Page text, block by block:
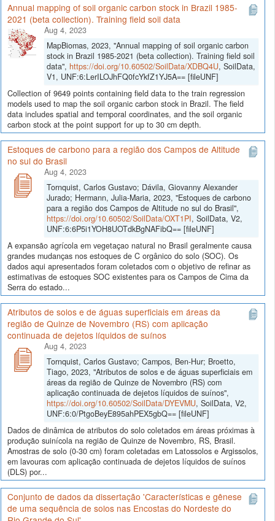
Annual mapping of soil organic carbon stock in Brazil 1985-
2021 (beta collection). Training field soil data
Aug 4, 2023
MapBiomas, 2023, "Annual mapping of soil organic carbon
stock in Brazil 1985-2021 (beta collection). Training field soil
data", https://doi.org/10.60502/SoilData/XDBQ4U, SoilData,
V1, UNF:6:LerILOJhFQ0fcYkfZ1YJ5A== [fileUNF]
Collection of 9649 points containing field data to the train regression
models used to map the soil organic carbon stock in Brazil. The field
data includes spatial and temporal coordinates, and the soil organic
carbon stock at the point support for up to 30 cm depth.
Estoques de carbono para a região dos Campos de Altitude
no sul do Brasil
Aug 4, 2023
Tornquist, Carlos Gustavo; Dávila, Giovanny Alexander
Jurado; Hermann, Julia-Maria, 2023, "Estoques de carbono
para a região dos Campos de Altitude no sul do Brasil",
https://doi.org/10.60502/SoilData/OXT1PI, SoilData, V2,
UNF:6:6P5i1YOH8UOTdkBgNAFibQ== [fileUNF]
A expansão agrícola em vegetaçao natural no Brasil geralmente causa
grandes mudanças nos estoques de C orgânico do solo (SOC). Os
dados aqui apresentados foram coletados com o objetivo de refinar as
estimativas de estoques SOC existentes para os Campos de Cima da
Serra do estado...
Atributos de solos e de águas superficiais em áreas da
região de Quinze de Novembro (RS) com aplicação
continuada de dejetos líquidos de suínos
Aug 4, 2023
Tornquist, Carlos Gustavo; Campos, Ben-Hur; Broetto,
Tiago, 2023, "Atributos de solos e de águas superficiais em
áreas da região de Quinze de Novembro (RS) com
aplicação continuada de dejetos líquidos de suínos",
https://doi.org/10.60502/SoilData/DYEVMU, SoilData, V2,
UNF:6:0/PtgoBeyE895ahPEX5gbQ== [fileUNF]
Dados de dinâmica de atributos do solo coletados em áreas próximas à
produção suinícola na região de Quinze de Novembro, RS, Brasil.
Amostras de solo (0-30 cm) foram coletadas em Latossolos e Argissolos,
em lavouras com aplicação continuada de dejetos líquidos de suínos
(DLS) por...
Conjunto de dados da dissertação 'Características e gênese
de uma sequência de solos nas Encostas do Nordeste do